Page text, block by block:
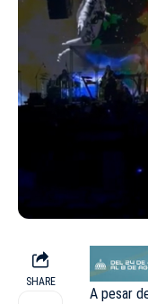
SHARE
A pesar